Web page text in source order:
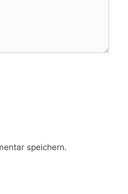
speichern.